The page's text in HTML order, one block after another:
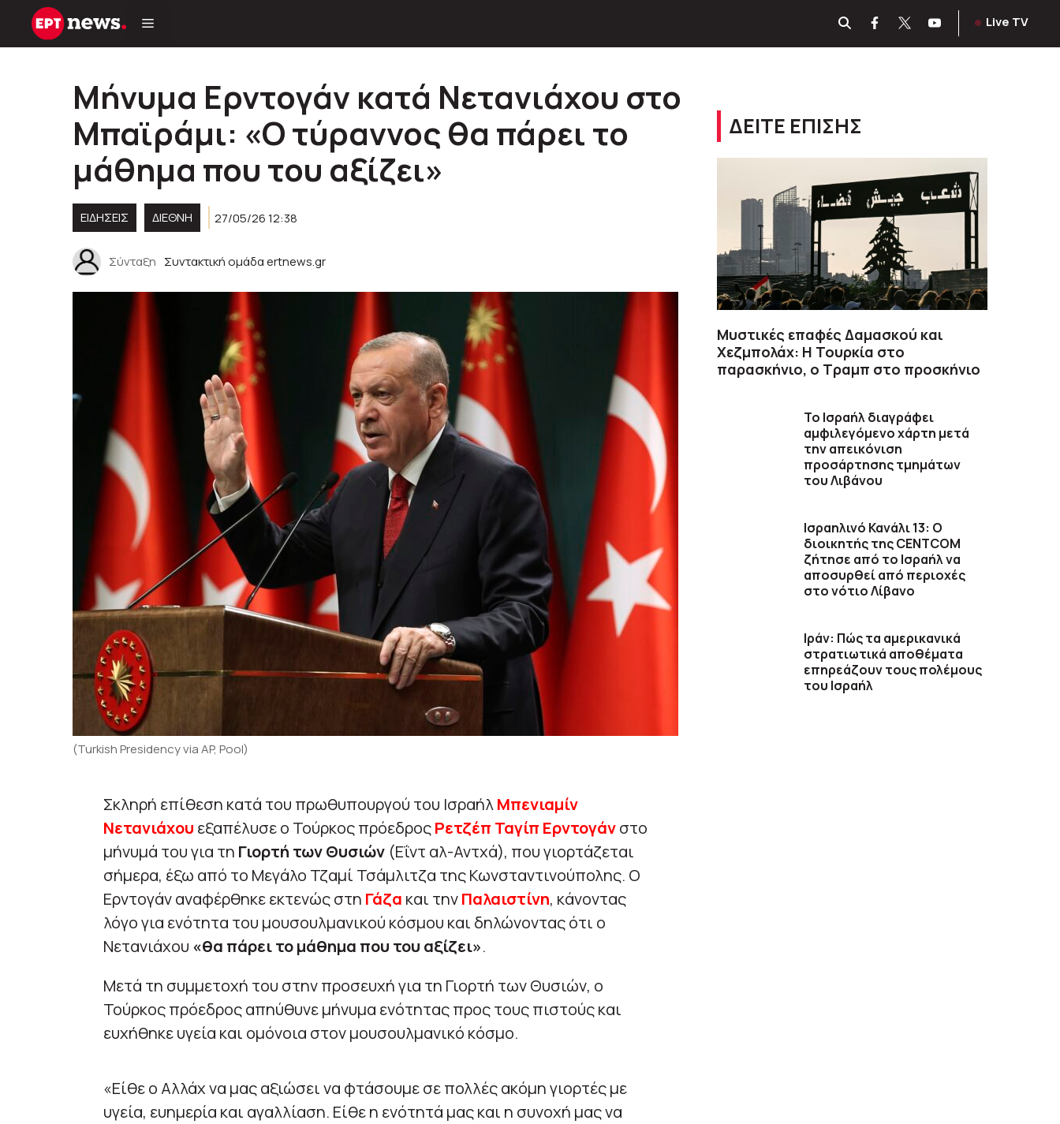
Μετάβαση
Live TV
Μήνυμα Ερντογάν κατά Νετανιάχου στο
Μπαϊράμι: «Ο τύραννος θα πάρει το
μάθημα που του αξίζει»
ΕΙΔΗΣΕΙΣ ΔΙΕΘΝΗ 27/05/26 12:38
Σύνταξη Συντακτική ομάδα ertnews.gr
(Turkish Presidency via AP, Pool)
Σκληρή επίθεση κατά του πρωθυπουργού του ΙσραήλΜπενιαμίν
Νετανιάχου εξαπέλυσε ο Τούρκος πρόεδροςΡετζέπ Ταγίπ Ερντογάνστο
μήνυμά του για τη Γιορτή των Θυσιών(Εΐντ αλ-Αντχά), που γιορτάζεται
σήμερα, έξω από το Μεγάλο Τζαμί Τσάμλιτζα της Κωνσταντινούπολης. Ο
Ερντογάν αναφέρθηκε εκτενώς στη Γάζα και τηνΠαλαιστίνη, κάνοντας
λόγο για ενότητα του μουσουλμανικού κόσμου και δηλώνοντας ότι ο
Νετανιάχου «θα πάρει το μάθημα που του αξίζει».
Μετά τη συμμετοχή του στην προσευχή για τη Γιορτή των Θυσιών, ο
Τούρκος πρόεδρος απηύθυνε μήνυμα ενότητας προς τους πιστούς και
ευχήθηκε υγεία και ομόνοια στον μουσουλμανικό κόσμο.
«Είθε ο Αλλάχ να μας αξιώσει να φτάσουμε σε πολλές ακόμη γιορτές με
υγεία, ευημερία και αγαλλίαση. Είθε η ενότητά μας και η συνοχή μας να
ΔΕΙΤΕ ΕΠΙΣΗΣ
​Μυστικές επαφές Δαμασκού και
Χεζμπολάχ: Η Τουρκία στο
παρασκήνιο, ο Τραμπ στο προσκήνιο
Το Ισραήλ διαγράφει
αμφιλεγόμενο χάρτη μετά
την απεικόνιση
προσάρτησης τμημάτων
του Λιβάνου
Ισραηλινό Κανάλι 13: Ο
διοικητής της CENTCOM
ζήτησε από το Ισραήλ να
αποσυρθεί από περιοχές
στο νότιο Λίβανο
Ιράν: Πώς τα αμερικανικά
στρατιωτικά αποθέματα
επηρεάζουν τους πολέμους
του Ισραήλ